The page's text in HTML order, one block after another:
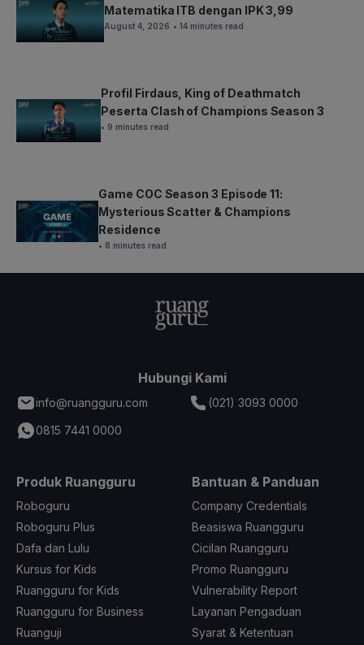
Matematika ITB dengan IPK 3,99
August 4, 2026 • 14 minutes read
Profil Firdaus, King of Deathmatch
Peserta Clash of Champions Season 3
• 9 minutes read
Game COC Season 3 Episode 11:
Mysterious Scatter & Champions
Residence
• 8 minutes read
Hubungi Kami
info@ruangguru.com
(021) 3093 0000
0815 7441 0000
Produk Ruangguru
Roboguru
Roboguru Plus
Dafa dan Lulu
Kursus for Kids
Ruangguru for Kids
Ruangguru for Business
Ruanguji
Bantuan & Panduan
Company Credentials
Beasiswa Ruangguru
Cicilan Ruangguru
Promo Ruangguru
Vulnerability Report
Layanan Pengaduan
Syarat & Ketentuan